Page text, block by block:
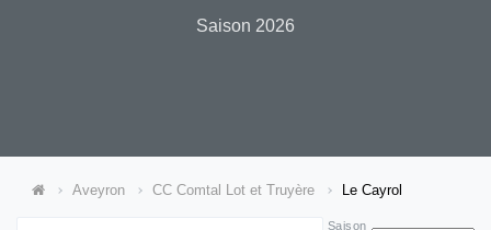
Saison 2026
Aveyron CC Comtal Lot et Truyère Le Cayrol
Saison